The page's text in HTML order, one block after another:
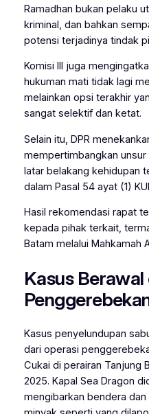
Ramadhan bukan pelaku
kriminal, dan bahkan
potensi terjadinya tindak
Komisi III juga
hukuman mati tidak lagi
melainkan opsi terakhir
sangat selektif dan ketat.
Selain itu, DPR
mempertimbangkan
latar belakang kehidupan
dalam Pasal 54 ayat (1)
Hasil rekomendasi rapat
kepada pihak terkait,
Batam melalui Mahkamah
Kasus Berawal
Kasus penyelundupan
dari operasi
Cukai di perairan Tanjung
2025. Kapal Sea Dragon
mengibarkan bendera